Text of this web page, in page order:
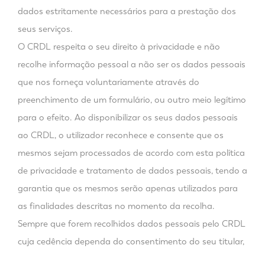
dados estritamente necessários para a prestação dos
seus serviços.
O CRDL respeita o seu direito à privacidade e não
recolhe informação pessoal a não ser os dados pessoais
que nos forneça voluntariamente através do
preenchimento de um formulário, ou outro meio legítimo
para o efeito. Ao disponibilizar os seus dados pessoais
ao CRDL, o utilizador reconhece e consente que os
mesmos sejam processados de acordo com esta política
de privacidade e tratamento de dados pessoais, tendo a
garantia que os mesmos serão apenas utilizados para
as finalidades descritas no momento da recolha.
Sempre que forem recolhidos dados pessoais pelo CRDL
cuja cedência dependa do consentimento do seu titular,